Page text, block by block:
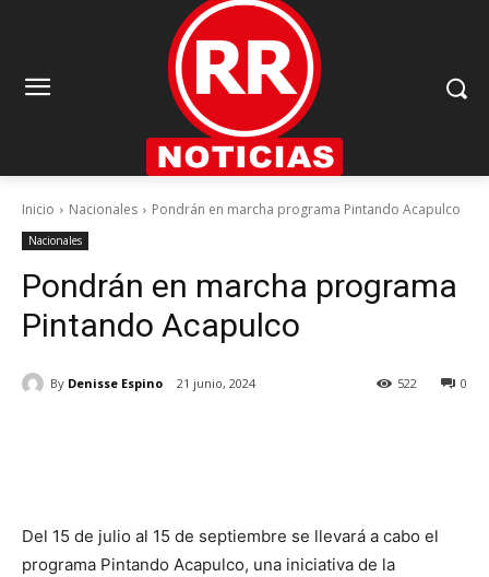
Inicio Nacionales Pondrán en marcha programa Pintando Acapulco
Nacionales
Pondrán en marcha programa
Pintando Acapulco
By Denisse Espino 21 junio, 2024 0
522
Del 15 de julio al 15 de septiembre se llevará a cabo el
programa Pintando Acapulco, una iniciativa de la